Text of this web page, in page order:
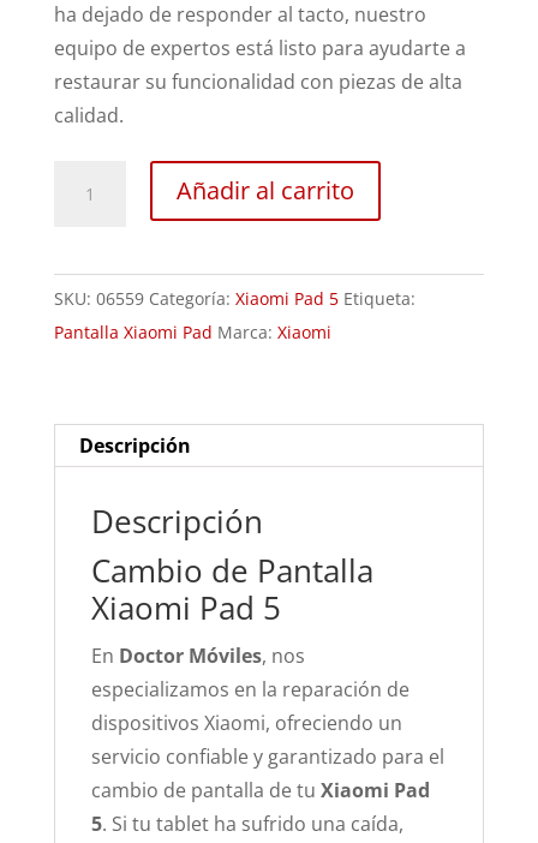
ha dejado de responder al tacto, nuestro
equipo de expertos está listo para ayudarte a
restaurar su funcionalidad con piezas de alta
calidad.
Pad
5
cantidad
Añadir al carrito
SKU: 06559 Categoría: Xiaomi Pad 5 Etiqueta:
Pantalla Xiaomi Pad Marca: Xiaomi
Descripción
Descripción
Cambio de Pantalla
Xiaomi Pad 5
En Doctor Móviles, nos
especializamos en la reparación de
dispositivos Xiaomi, ofreciendo un
servicio confiable y garantizado para el
cambio de pantalla de tu Xiaomi Pad
5. Si tu tablet ha sufrido una caída,